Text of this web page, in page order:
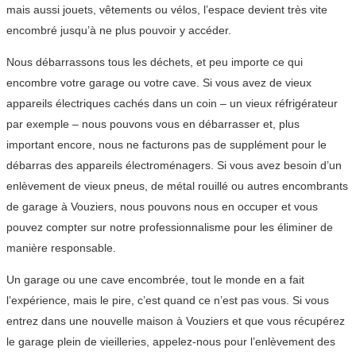
mais aussi jouets, vêtements ou vélos, l’espace devient très vite
encombré jusqu’à ne plus pouvoir y accéder.
Nous débarrassons tous les déchets, et peu importe ce qui
encombre votre garage ou votre cave. Si vous avez de vieux
appareils électriques cachés dans un coin – un vieux réfrigérateur
par exemple – nous pouvons vous en débarrasser et, plus
important encore, nous ne facturons pas de supplément pour le
débarras des appareils électroménagers. Si vous avez besoin d’un
enlèvement de vieux pneus, de métal rouillé ou autres encombrants
de garage à Vouziers, nous pouvons nous en occuper et vous
pouvez compter sur notre professionnalisme pour les éliminer de
manière responsable.
Un garage ou une cave encombrée, tout le monde en a fait
l’expérience, mais le pire, c’est quand ce n’est pas vous. Si vous
entrez dans une nouvelle maison à Vouziers et que vous récupérez
le garage plein de vieilleries, appelez-nous pour l’enlèvement des